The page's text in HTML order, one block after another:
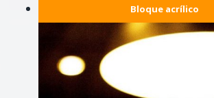
Bloque acrílico